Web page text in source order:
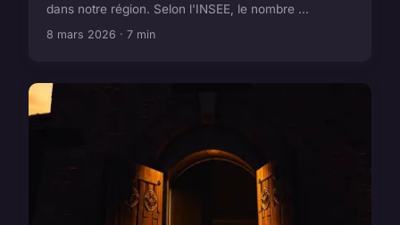
dans notre région. Selon l'INSEE, le nombre ...
8 mars 2026 · 7 min